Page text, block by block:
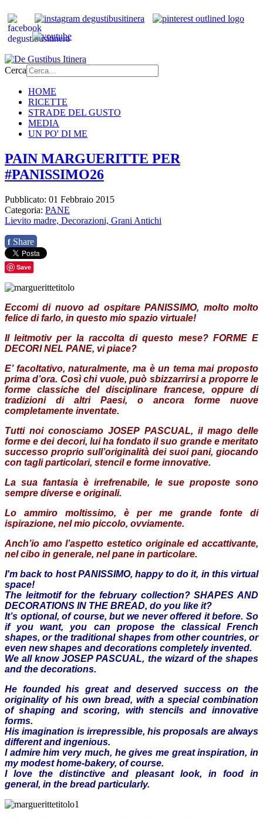
Cerca
HOME
RICETTE
STRADE DEL GUSTO
MEDIA
UN PO' DI ME
PAIN MARGUERITTE PER
#PANISSIMO26
Pubblicato: 01 Febbraio 2015
Categoria: PANE
Lievito madre, Decorazioni, Grani Antichi
f Share
Save
Eccomi di nuovo ad ospitare PANISSIMO, molto molto
felice di farlo, in questo mio spazio virtuale!
Il leitmotiv per la raccolta di questo mese? FORME E
DECORI NEL PANE, vi piace?
E’ facoltativo, naturalmente, ma è un tema mai proposto
prima d’ora. Così chi vuole, può sbizzarrirsi a proporre le
forme classiche del disciplinare francese, oppure di
tradizioni di altri Paesi, o ancora forme nuove
completamente inventate.
Tutti noi conosciamo JOSEP PASCUAL, il mago delle
forme e dei decori, lui ha fondato il suo grande e meritato
successo proprio sull’originalità dei suoi pani, giocando
con tagli particolari, stencil e forme innovative.
La sua fantasia è irrefrenabile, le sue proposte sono
sempre diverse e originali.
Lo ammiro moltissimo, è per me grande fonte di
ispirazione, nel mio piccolo, ovviamente.
Anch’io amo l’aspetto estetico originale ed accattivante,
nel cibo in generale, nel pane in particolare.
I'm back to host PANISSIMO, happy to do it, in this virtual
space!
The leitmotif for the february collection? SHAPES AND
DECORATIONS IN THE BREAD, do you like it?
It’s optional, of course, but we never offered it before. So
if you want, you can propose the classical French
shapes, or the traditional shapes from other countries, or
even new shapes and decorations completely invented.
We all know JOSEP PASCUAL, the wizard of the shapes
and the decorations.
He founded his great and deserved success on the
originality of his own bread, with a special combination
of shaping and scoring, with stencils and innovative
forms.
His imagination is irrepressible, his proposals are always
different and ingenious.
I admire him very much, he gives me great inspiration, in
my modest home-bakery, of course.
I love the distinctive and pleasant look, in food in
general, in the bread particularly.